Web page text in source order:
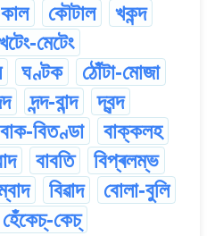
কৌটাল
খকন্দ
মেটেং
ঘণ্টক
ঠোঁটা-মোজা
দন্দ-বান্দ
দ্বন্দ
বাক-বিতণ্ডা
বাক্কলহ
বাবতি
বিপ্ৰলম্ভ
বিৱাদ
বোলা-বুলি
হেঁকেচ্-কেচ্‌